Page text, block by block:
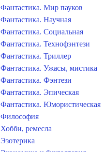
Фантастика. Мир пауков
Фантастика. Научная
Фантастика. Социальная
Фантастика. Технофэнтези
Фантастика. Триллер
Фантастика. Ужасы, мистика
Фантастика. Фэнтези
Фантастика. Эпическая
Фантастика. Юмористическая
Философия
Хобби, ремесла
Эзотерика